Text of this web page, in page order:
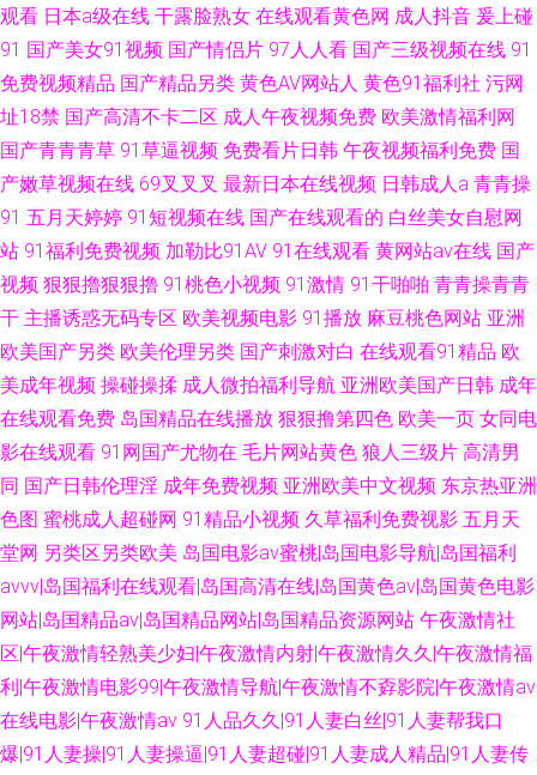
观看 日本a级在线 干露脸熟女 在线观看黄色网 成人抖音 爰上碰
91 国产美女91视频 国产情侣片 97人人看 国产三级视频在线 91
免费视频精品 国产精品另类 黄色AV网站人 黄色91福利社 污网
址18禁 国产高清不卡二区 成人午夜视频免费 欧美激情福利网
国产青青青草 91草逼视频 免费看片日韩 午夜视频福利免费 国
产嫩草视频在线 69叉叉叉 最新日本在线视频 日韩成人a 青青操
91 五月天婷婷 91短视频在线 国产在线观看的 白丝美女自慰网
站 91福利免费视频 加勒比91AV 91在线观看 黄网站av在线 国产
视频 狠狠擼狠狠擼 91桃色小视频 91激情 91干啪啪 青青操青青
干 主播诱惑无码专区 欧美视频电影 91播放 麻豆桃色网站 亚洲
欧美国产另类 欧美伦理另类 国产刺激对白 在线观看91精品 欧
美成年视频 操碰操揉 成人微拍福利导航 亚洲欧美国产日韩 成年
在线观看免费 岛国精品在线播放 狠狠撸第四色 欧美一页 女同电
影在线观看 91网国产尤物在 毛片网站黄色 狼人三级片 高清男
同 国产日韩伦理淫 成年免费视频 亚洲欧美中文视频 东京热亚洲
色图 蜜桃成人超碰网 91精品小视频 久草福利免费视影 五月天
堂网 另类区另类欧美 岛国电影av蜜桃|岛国电影导航|岛国福利
avvv|岛国福利在线观看|岛国高清在线|岛国黄色av|岛国黄色电影
网站|岛国精品av|岛国精品网站|岛国精品资源网站 午夜激情社
区|午夜激情轻熟美少妇|午夜激情内射|午夜激情久久|午夜激情福
利|午夜激情电影99|午夜激情导航|午夜激情不孬影院|午夜激情av
在线电影|午夜激情av 91人品久久|91人妻白丝|91人妻帮我口
爆|91人妻操|91人妻操逼|91人妻超碰|91人妻成人精品|91人妻传